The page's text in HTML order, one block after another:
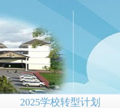
2025学校转型计划